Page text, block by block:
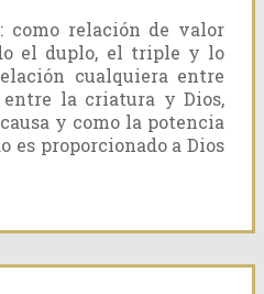
como relación de valor
el duplo, el triple y lo
cualquiera entre
entre la criatura y Dios,
y como la potencia
es proporcionado a Dios